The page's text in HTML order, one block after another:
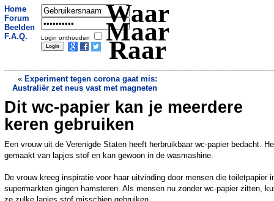
Home
Forum
Beelden
F.A.Q.
Login onthouden
Waar
Maar
Raar
« Experiment tegen corona gaat mis:
Australiër zet neus vast met magneten
Twitter verwijdert video's van
Braziliaanse president»
Dit wc-papier kan je meerdere
keren gebruiken
Een vrouw uit de Verenigde Staten heeft herbruikbaar wc-papier bedacht.
gemaakt van lapjes stof en kan gewoon in de wasmashine.
De vrouw kreeg inspiratie voor haar uitvinding door mensen die toiletpapier
supermarkten gingen hamsteren. Als mensen nu zonder wc-papier zitten,